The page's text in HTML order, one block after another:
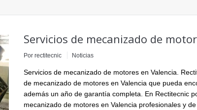
Servicios de mecanizado de
Por rectitecnic Noticias
Servicios de mecanizado de motores en Valencia.
de mecanizado de motores en Valencia que pueda
además un año de garantía completa. En Rectitecnic
mecanizado de motores en Valencia profesionales y